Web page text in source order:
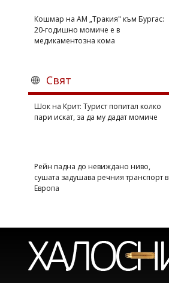
Кошмар на АМ „Тракия" към Бургас:
20-годишно момиче е в
медикаментозна кома
Свят
Шок на Крит: Турист попитал колко
пари искат, за да му дадат момиче
Рейн падна до невиждано ниво,
сушата задушава речния транспорт в
Европа